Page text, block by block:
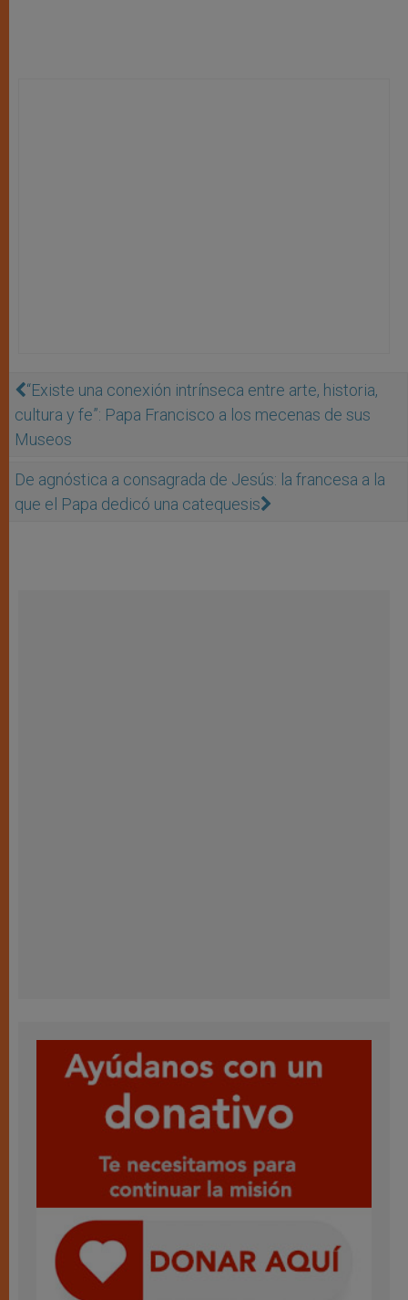
“Existe una conexión intrínseca entre arte, historia,
cultura y fe”: Papa Francisco a los mecenas de sus
Museos
De agnóstica a consagrada de Jesús: la francesa a la
que el Papa dedicó una catequesis